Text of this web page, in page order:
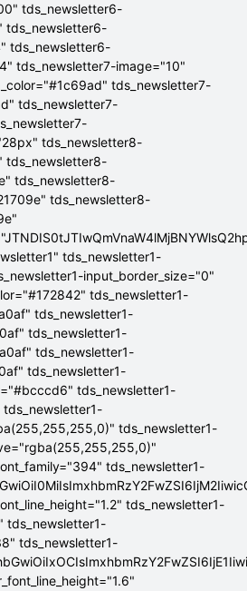
tds_newsletter6-
tds_newsletter6-
tds_newsletter6-
tds_newsletter7-image="10"
tds_newsletter7-
tds_newsletter7-
tds_newsletter8-
tds_newsletter8-
tds_newsletter8-
tds_newsletter8-
tds_newsletter1-
input_border_size="0"
tds_newsletter1-
tds_newsletter1-
tds_newsletter1-
tds_newsletter1-
tds_newsletter1-
tds_newsletter1-
tds_newsletter1-
tds_newsletter1-
tds_newsletter1-
tds_newsletter1-
tds_newsletter1-